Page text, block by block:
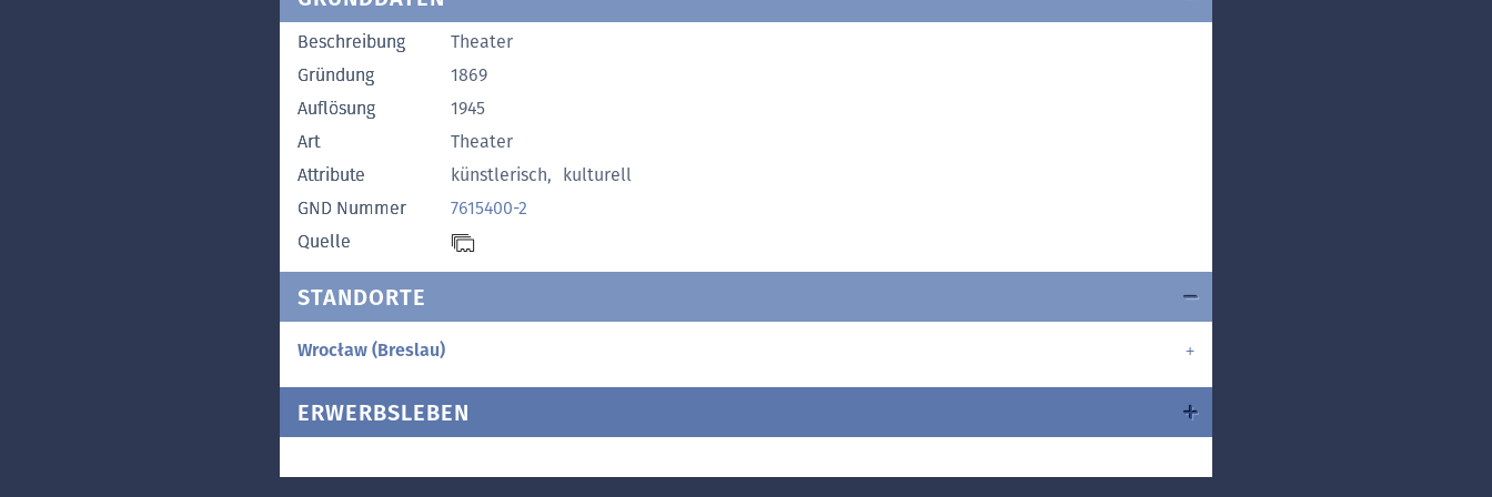
Beschreibung
Theater
Gründung
1869
Auflösung
1945
Art
Theater
Attribute
künstlerisch,
kulturell
GND Nummer
7615400-2
Quelle
STANDORTE
Wrocław (Breslau)
ERWERBSLEBEN